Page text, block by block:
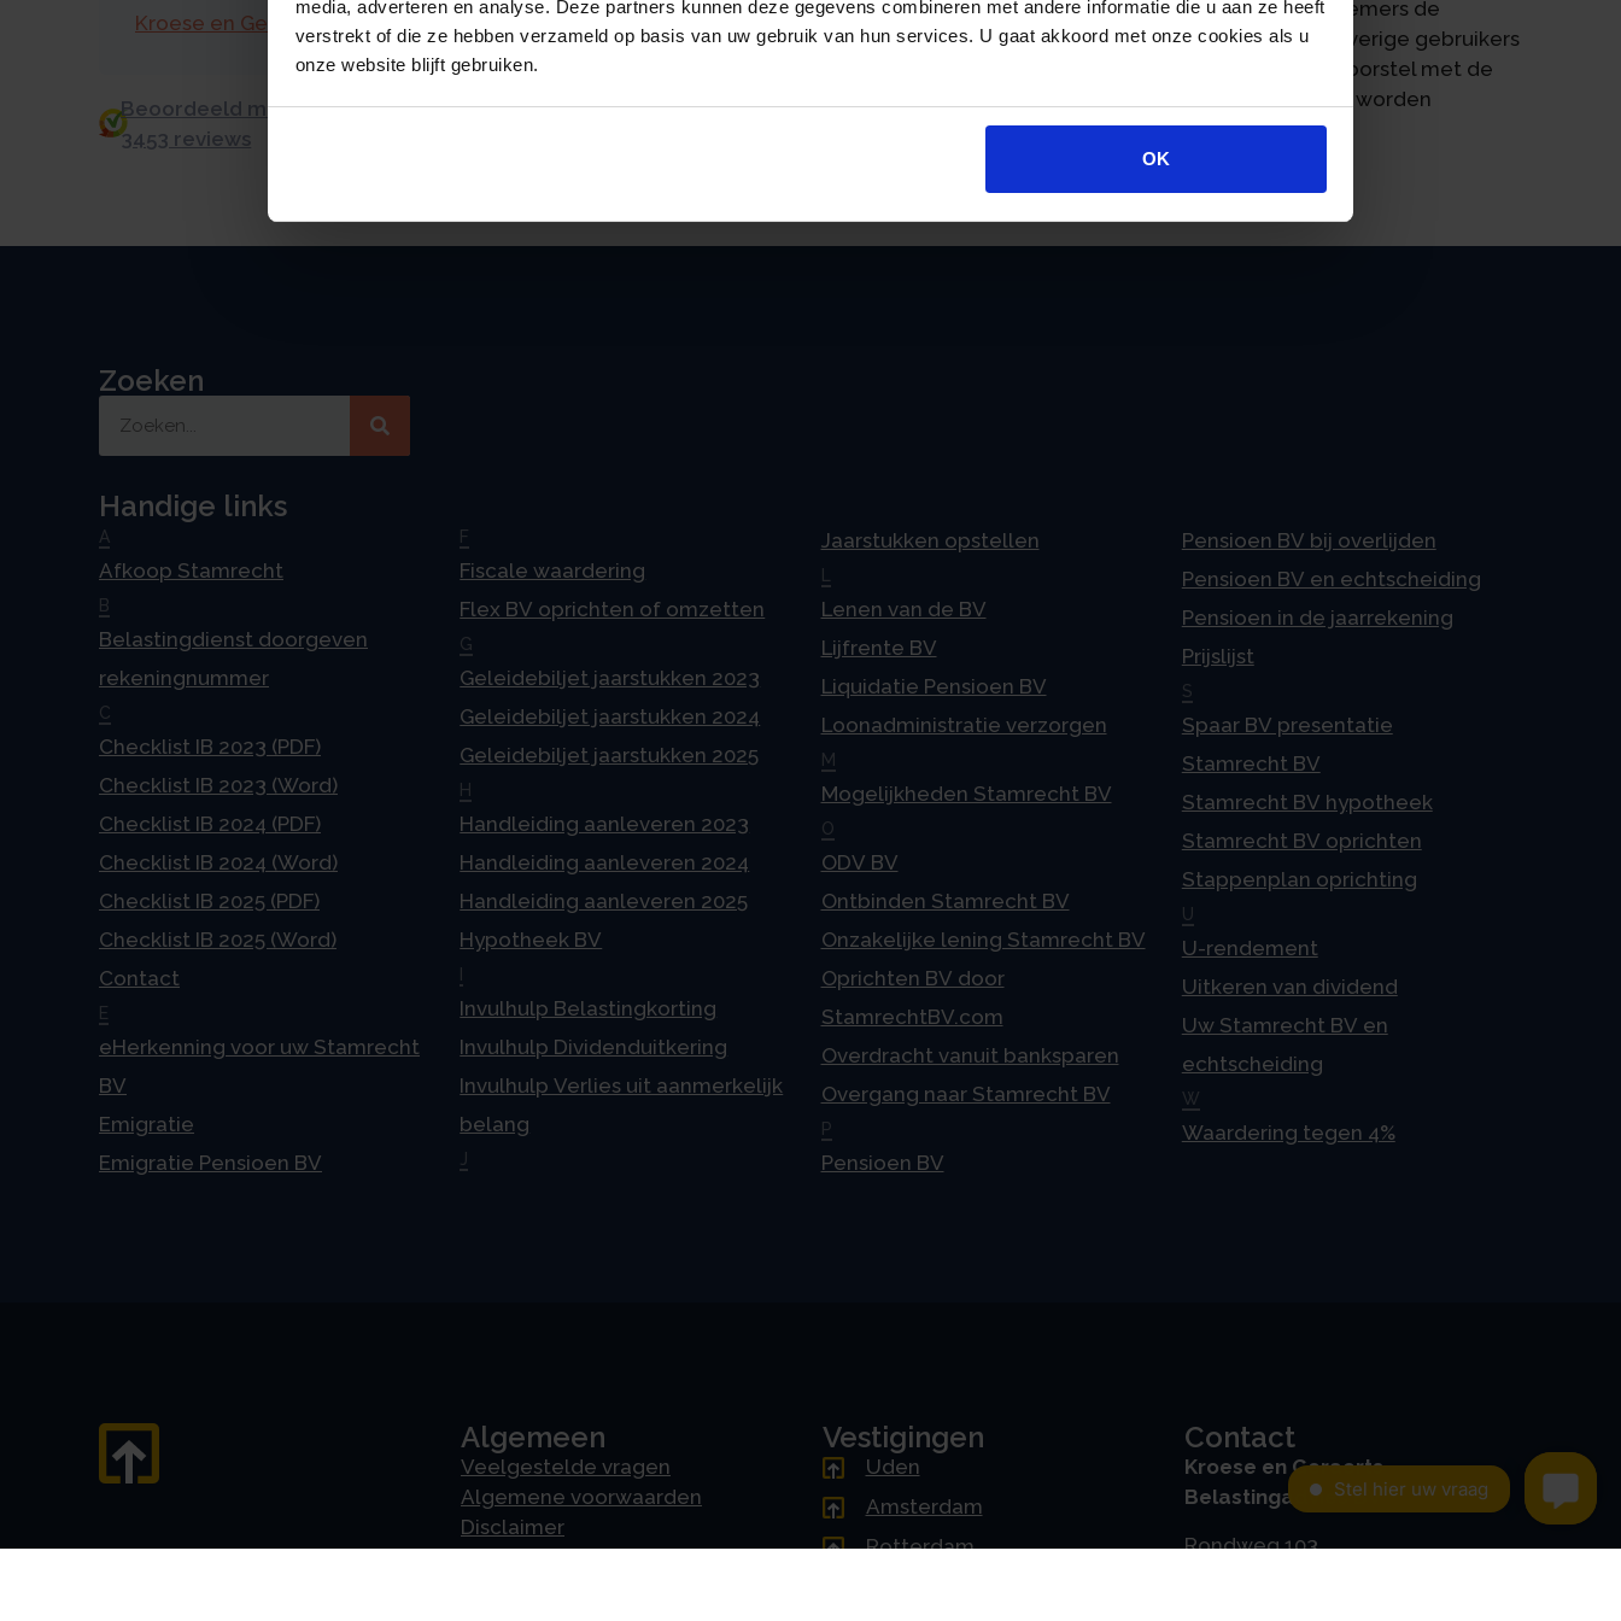
media, adverteren en analyse. Deze partners kunnen deze gegevens combineren met andere informatie die u aan ze heeft
verstrekt of die ze hebben verzameld op basis van uw gebruik van hun services. U gaat akkoord met onze cookies als u
onze website blijft gebruiken.
OK
Kroese en Geraerts
Beoordeeld met een 9.0 uit 10 op basis van
3453 reviews
evaluatie van de 30%-regeling. Hieruit bleek dat circa 80% van de werknemers de
regeling niet langer gebruikt dan vijf jaar. Een substantieel deel van de overige gebruikers
van de regeling blijkt zich langdurig in Nederland te vestigen. Het wetsvoorstel met de
aanpassing zal, als onderdeel van het Belastingplan 2019, op Prinsjesdag worden
aangeboden aan de Tweede Kamer.
Zoeken
Handige links
A
Afkoop Stamrecht
B
Belastingdienst doorgeven
rekeningnummer
C
Checklist IB 2023 (PDF)
Checklist IB 2023 (Word)
Checklist IB 2024 (PDF)
Checklist IB 2024 (Word)
Checklist IB 2025 (PDF)
Checklist IB 2025 (Word)
Contact
E
eHerkenning voor uw Stamrecht
BV
Emigratie
Emigratie Pensioen BV
F
Fiscale waardering
Flex BV oprichten of omzetten
G
Geleidebiljet jaarstukken 2023
Geleidebiljet jaarstukken 2024
Geleidebiljet jaarstukken 2025
H
Handleiding aanleveren 2023
Handleiding aanleveren 2024
Handleiding aanleveren 2025
Hypotheek BV
Invulhulp Belastingkorting
Invulhulp Dividenduitkering
Invulhulp Verlies uit aanmerkelijk
belang
Jaarstukken opstellen
Lenen van de BV
Lijfrente BV
Liquidatie Pensioen BV
Loonadministratie verzorgen
M
Mogelijkheden Stamrecht BV
O
ODV BV
Ontbinden Stamrecht BV
Onzakelijke lening Stamrecht BV
Oprichten BV door
StamrechtBV.com
Overdracht vanuit banksparen
Overgang naar Stamrecht BV
P
Pensioen BV
Pensioen BV bij overlijden
Pensioen BV en echtscheiding
Pensioen in de jaarrekening
Prijslijst
S
Spaar BV presentatie
Stamrecht BV
Stamrecht BV hypotheek
Stamrecht BV oprichten
Stappenplan oprichting
U
U-rendement
Uitkeren van dividend
Uw Stamrecht BV en
echtscheiding
W
Waardering tegen 4%
Algemeen
Veelgestelde vragen
Algemene voorwaarden
Disclaimer
Vestigingen
Uden
Amsterdam
Rotterdam
Contact
Kroese en Geraerts
Belastingadvies BV
Rondweg 103